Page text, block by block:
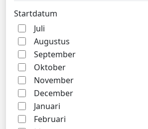
Startdatum
Juli
Augustus
September
Oktober
November
December
Januari
Februari